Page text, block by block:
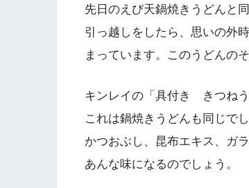
先日のえび天鍋焼きうどんと
引っ越しをしたら、思いの外
まっています。このうどんの
キンレイの「具付き きつねう
これは鍋焼きうどんも同じでし
かつおぶし、昆布エキス、ガ
あんな味になるのでしょう。